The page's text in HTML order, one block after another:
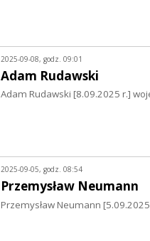
2025-09-08, godz. 09:01
Adam Rudawski
Adam Rudawski [8.09.2025 r.]
2025-09-05, godz. 08:54
Przemysław Neumann
Przemysław Neumann